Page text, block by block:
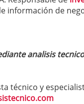
información de
analisis tecnico
técnico y